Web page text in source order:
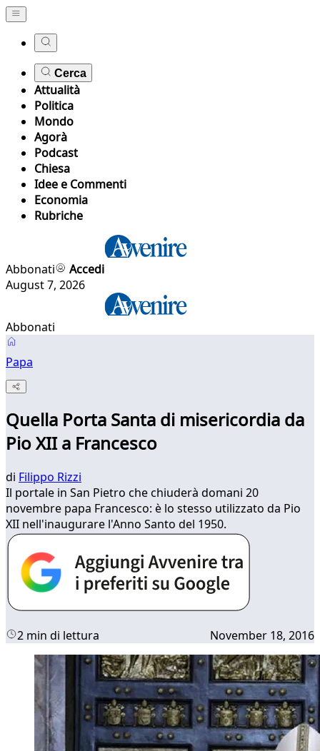
Cerca
Attualità
Politica
Mondo
Agorà
Podcast
Chiesa
Idee e Commenti
Economia
Rubriche
Abbonati
Accedi
August 7, 2026
Abbonati
Papa
Quella Porta Santa di misericordia da
Pio XII a Francesco
di Filippo Rizzi
Il portale in San Pietro che chiuderà domani 20
novembre papa Francesco: è lo stesso utilizzato da Pio
XII nell'inaugurare l'Anno Santo del 1950.
2 min di lettura November 18, 2016